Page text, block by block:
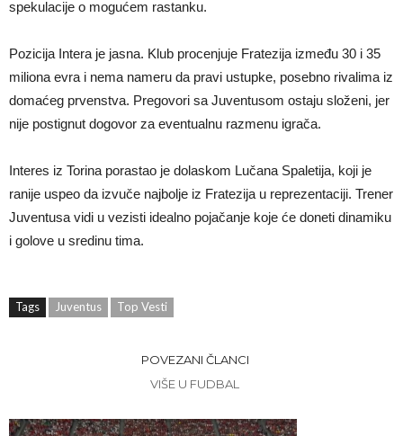
spekulacije o mogućem rastanku.
Pozicija Intera je jasna. Klub procenjuje Fratezija između 30 i 35
miliona evra i nema nameru da pravi ustupke, posebno rivalima iz
domaćeg prvenstva. Pregovori sa Juventusom ostaju složeni, jer
nije postignut dogovor za eventualnu razmenu igrača.
Interes iz Torina porastao je dolaskom Lučana Spaletija, koji je
ranije uspeo da izvuče najbolje iz Fratezija u reprezentaciji. Trener
Juventusa vidi u vezisti idealno pojačanje koje će doneti dinamiku
i golove u sredinu tima.
Tags Juventus Top Vesti
POVEZANI ČLANCI
VIŠE U FUDBAL